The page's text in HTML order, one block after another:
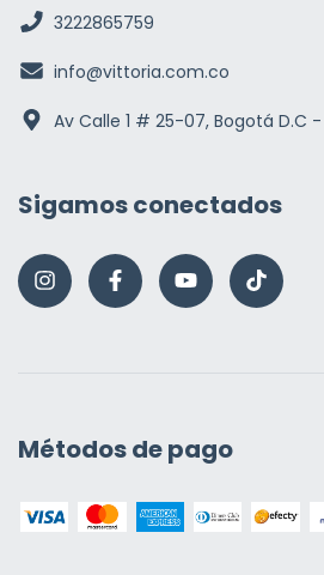
3222865759
info@vittoria.com.co
Av Calle 1 # 25-07, Bogotá D.C
Sigamos conectados
Métodos de pago